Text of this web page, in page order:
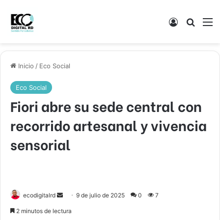
Acceso
Inicio / Eco Social
Eco Social
Fiori abre su sede central con
recorrido artesanal y vivencia
sensorial
ecodigitalrd
Send9 de julio de 2025 0 7
2 minutos de lectura